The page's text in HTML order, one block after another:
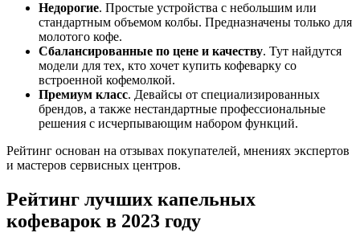
Недорогие. Простые устройства с небольшим или
стандартным объемом колбы. Предназначены только для
молотого кофе.
Сбалансированные по цене и качеству. Тут найдутся
модели для тех, кто хочет купить кофеварку со
встроенной кофемолкой.
Премиум класс. Девайсы от специализированных
брендов, а также нестандартные профессиональные
решения с исчерпывающим набором функций.
Рейтинг основан на отзывах покупателей, мнениях экспертов
и мастеров сервисных центров.
Рейтинг лучших капельных
кофеварок в 2023 году